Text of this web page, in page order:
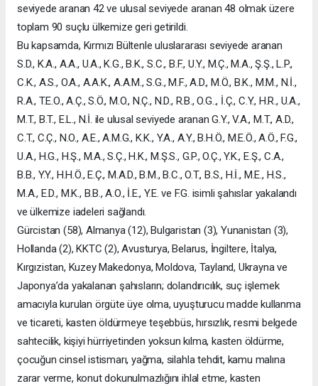
seviyede aranan 42 ve ulusal seviyede aranan 48 olmak üzere
toplam 90 suçlu ülkemize geri getirildi.
Bu kapsamda, Kırmızı Bültenle uluslararası seviyede aranan
S.D., K.A., A.A., U.A., K.G., B.K., S.C., B.F., U.Y., M.Ç., M.A., Ş.Ş., L.P.,
C.K., A.S., O.A., A.A.K., A.A.M., S.G., M.F., A.D., M.Ö., B.K., M.M., N.İ.,
R.A., T.E.O., A.Ç., S.Ö., M.O., N.Ç., N.D., R.B., O.G.., İ.Ç., C.Y., H.R., U.A.,
M.T., B.T., E.L., N.İ. ile ulusal seviyede aranan G.Y., V.A., M.T., A.D.,
C.T., C.Ç., N.O., A.E., A.M.G., K.K., Y.A., A.Y., B.H.Ö., M.E.Ö., A.Ö., F.G.,
U.A., H.G., H.Ş., M.A., S.Ç., H.K., M.Ş.S., G.P., O.Ç., Y.K., E.Ş., C.A.,
B.B., Y.Y., H.H.Ö., E.Ç., M.A.D., B.M., B.C., O.T., B.S., H.İ., M.E., H.S.,
M.A., E.D., M.K., B.B., A.O., İ.E., Y.E. ve F.G. isimli şahıslar yakalandı
ve ülkemize iadeleri sağlandı.
Gürcistan (58), Almanya (12), Bulgaristan (3), Yunanistan (3),
Hollanda (2), KKTC (2), Avusturya, Belarus, İngiltere, İtalya,
Kırgızistan, Kuzey Makedonya, Moldova, Tayland, Ukrayna ve
Japonya’da yakalanan şahısların; dolandırıcılık, suç işlemek
amacıyla kurulan örgüte üye olma, uyuşturucu madde kullanma
ve ticareti, kasten öldürmeye teşebbüs, hırsızlık, resmi belgede
sahtecilik, kişiyi hürriyetinden yoksun kılma, kasten öldürme,
çocuğun cinsel istismarı, yağma, silahla tehdit, kamu malına
zarar verme, konut dokunulmazlığını ihlal etme, kasten